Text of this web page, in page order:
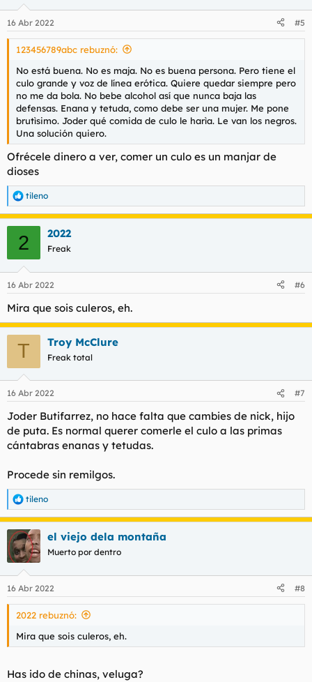
e
s
16 Abr 2022 #5
123456789abc rebuznó:
No está buena. No es maja. No es buena persona. Pero tiene el
culo grande y voz de línea erótica. Quiere quedar siempre pero
no me da bola. No bebe alcohol así que nunca baja las
defensas. Enana y tetuda, como debe ser una mujer. Me pone
brutìsimo. Joder qué comida de culo le harìa. Le van los negros.
Una solución quiero.
Ofrécele dinero a ver, comer un culo es un manjar de
dioses
R
e
a
e
:
tileno
2 2022
Freak
16 Abr 2022 #6
Mira que sois culeros, eh.
T Troy McClure
Freak total
16 Abr 2022 #7
Joder Butifarrez, no hace falta que cambies de nick, hijo
de puta. Es normal querer comerle el culo a las primas
cántabras enanas y tetudas.
Procede sin remilgos.
R
e
a
c
c
i
e
s
tileno
el viejo dela montaña
Muerto por dentro
16 Abr 2022 #8
2022 rebuznó:
Mira que sois culeros, eh.
Has ido de chinas, veluga?